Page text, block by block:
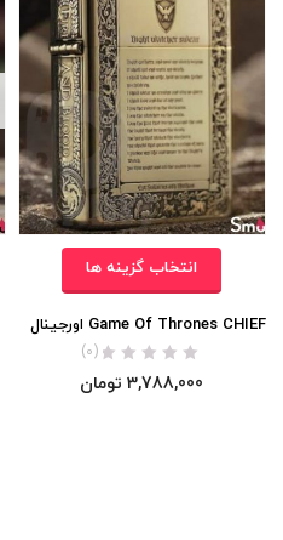
انتخاب گزینه ها
Game Of Thrones CHIEF اورجینال
(0)
3,788,000 تومان